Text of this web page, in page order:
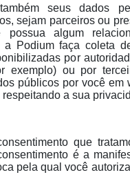
seus dados
sejam parceiros ou
possua algum
a Podium faça coleta
por
exemplo) ou por
públicos por você em
a sua
que
é a
pela qual você